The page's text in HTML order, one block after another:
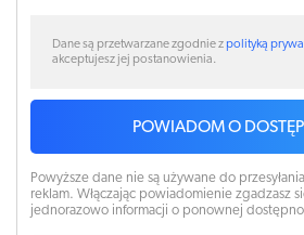
Dane są przetwarzane zgodnie zpolityką
akceptujesz jej postanowienia.
POWIADOM O
Powyższe dane nie są używane do
reklam. Włączając powiadomienie zgadzasz
jednorazowo informacji o ponownej